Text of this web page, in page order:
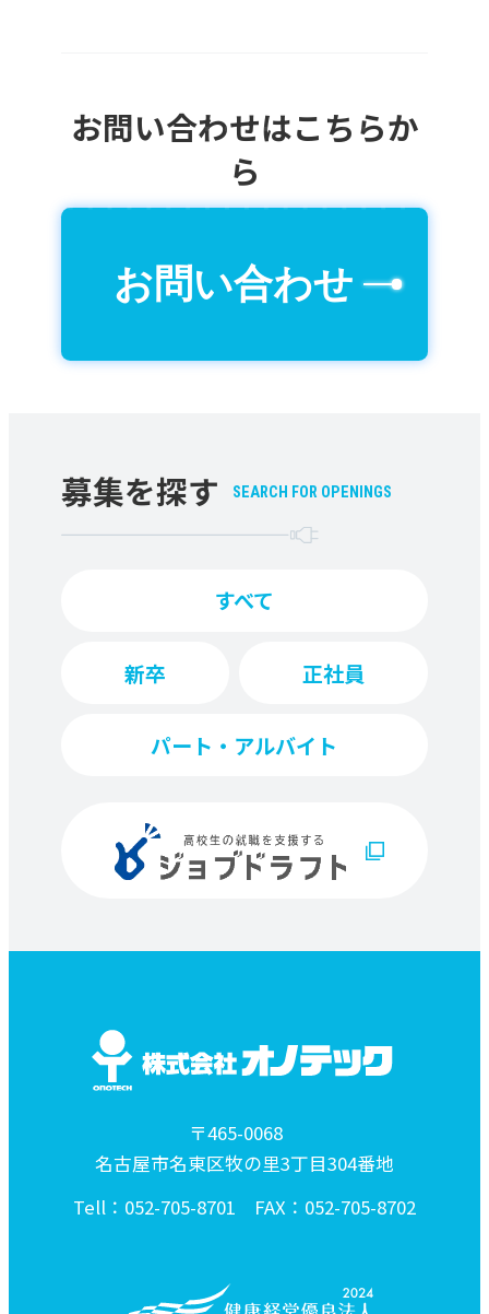
お問い合わせはこちらか
ら
お問い合わせ
募集を探す SEARCH FOR OPENINGS
すべて
新卒 正社員
パート・アルバイト
〒465-0068
名古屋市名東区牧の里3丁目304番地
Tell：052-705-8701 FAX：052-705-8702